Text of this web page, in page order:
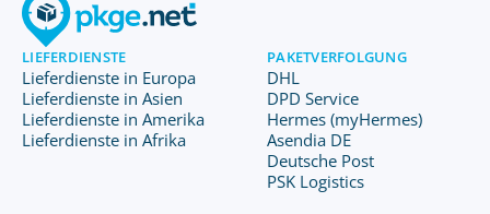
LIEFERDIENSTE
Lieferdienste in Europa
Lieferdienste in Asien
Lieferdienste in Amerika
Lieferdienste in Afrika
PAKETVERFOLGUNG
DHL
DPD Service
Hermes (myHermes)
Asendia DE
Deutsche Post
PSK Logistics